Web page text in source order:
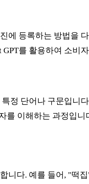
에 등록하는 방법을
를 활용하여 소
정 단어나 구문입니
를 이해하는 과정입니
니다. 예를 들어, "떡